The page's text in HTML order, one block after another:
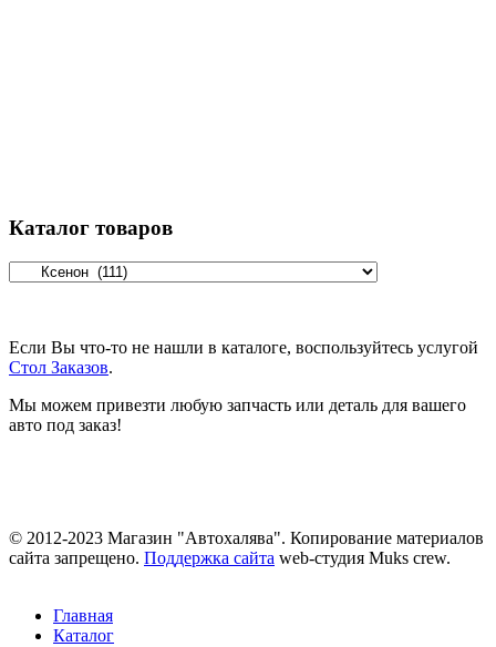
Каталог товаров
Если Вы что-то не нашли в каталоге, воспользуйтесь услугой
Стол Заказов.
Мы можем привезти любую запчасть или деталь для вашего
авто под заказ!
© 2012-2023 Магазин "Автохалява". Копирование материалов
сайта запрещено. Поддержка сайта web-студия Muks crew.
Главная
Каталог